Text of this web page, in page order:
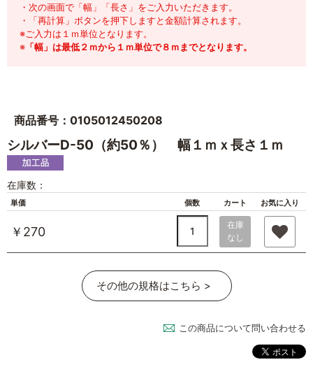
・次の画面で「幅」「長さ」をご入力いただきます。
・「再計算」ボタンを押下しますと金額計算されます。
※ご入力は１ｍ単位となります。
※ 「幅」は最低２ｍから１ｍ単位で８ｍまでとなります。
商品番号：0105012450208
シルバーD-50（約50％） 幅１ｍｘ長さ１ｍ
在庫数：
単価 個数 カート お気に入り
￥270
在庫
なし
その他の規格はこちら >
この商品について問い合わせる